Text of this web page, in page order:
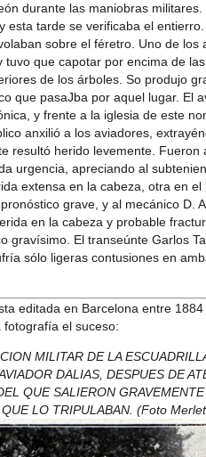
durante las maniobras
esta tarde se verificaba el entierro.
sobre el féretro. Uno de los
tuvo que capotar por encima de
de los árboles. So produjo
que pasaJba por aquel lugar. El
y frente a la iglesia de este
anxilió a los aviadores,
resultó herido levemente. Fueron
urgencia, apreciando al
extensa en la cabeza, otra en el
grave, y al mecánico D.
en la cabeza y probable
gravísimo. El transeúnte Garlos
sólo ligeras contusiones en
editada en Barcelona entre 1884
el suceso:
MILITAR DE LA
DALIAS, DESPUES DE
QUE SALIERON GRAVEMENTE
LO TRIPULABAN. (Foto